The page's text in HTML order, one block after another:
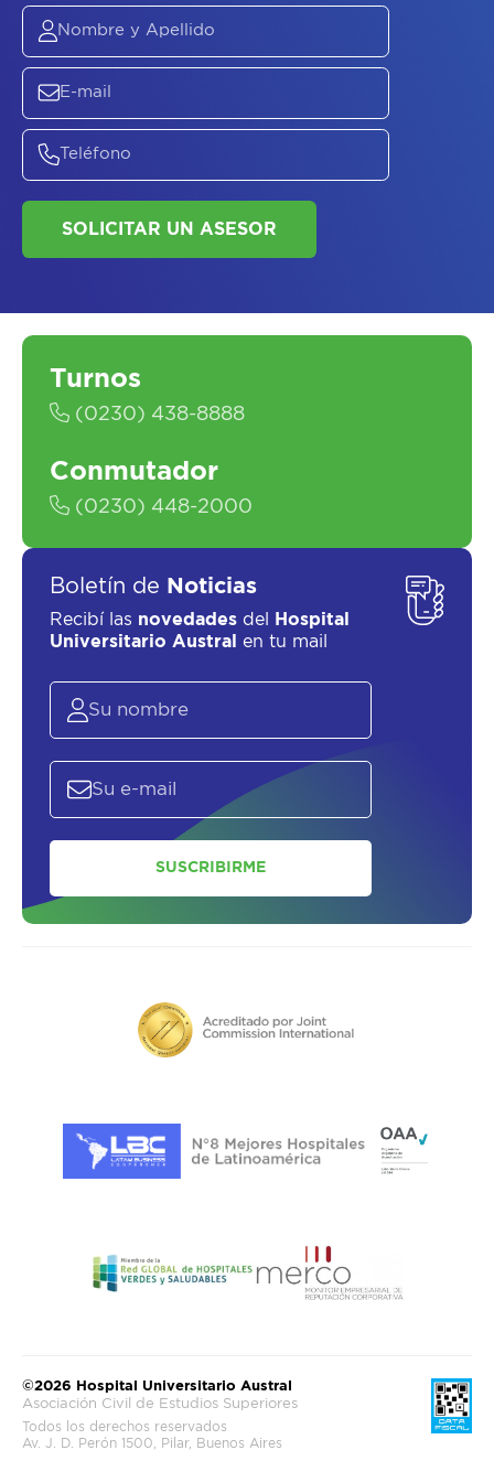
ASESORATE SOBREELPLAN DE
SALUD
Turnos
(0230) 438-8888
Conmutador
(0230) 448-2000
Boletín de Noticias
Recibí las novedades del
Hospital
Universitario Austral
en tu mail
SUSCRIBIRME
©2026 Hospital Universitario Austral
Asociación Civil de Estudios Superiores
Todos los derechos reservados
Av. J. D. Perón 1500, Pilar, Buenos Aires